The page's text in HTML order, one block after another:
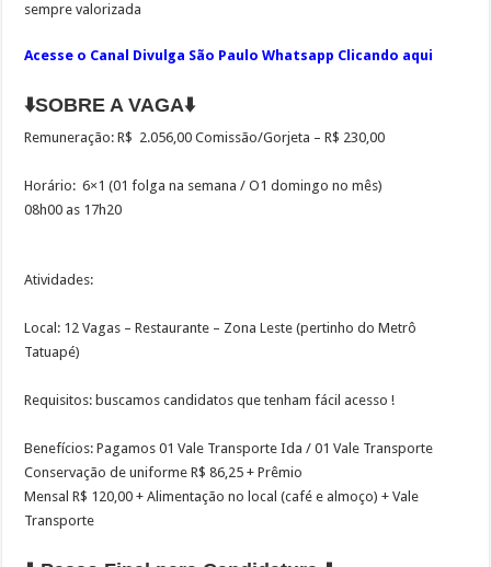
sempre valorizada
Acesse o Canal Divulga São Paulo Whatsapp Clicando aqui
⬇️SOBRE A VAGA⬇️
Remuneração: R$ 2.056,00 Comissão/Gorjeta – R$ 230,00
Horário: 6×1 (01 folga na semana / O1 domingo no mês)
08h00 as 17h20
Atividades:
Local: 12 Vagas – Restaurante – Zona Leste (pertinho do Metrô
Tatuapé)
Requisitos: buscamos candidatos que tenham fácil acesso !
Benefícios: Pagamos 01 Vale Transporte Ida / 01 Vale Transporte
Conservação de uniforme R$ 86,25 + Prêmio
Mensal R$ 120,00 + Alimentação no local (café e almoço) + Vale
Transporte